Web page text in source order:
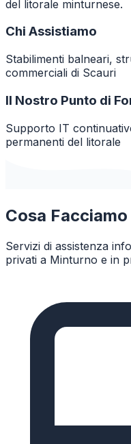
del litorale minturnese.
Chi Assistiamo
Stabilimenti balneari,
commerciali di Scauri
Il Nostro Punto di
Supporto IT
permanenti del litorale
Cosa Facciamo
Servizi di assistenza
privati a Minturno e in